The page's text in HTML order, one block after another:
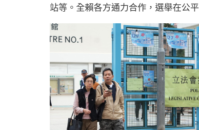
站等。全賴各方通力合作，選舉在公